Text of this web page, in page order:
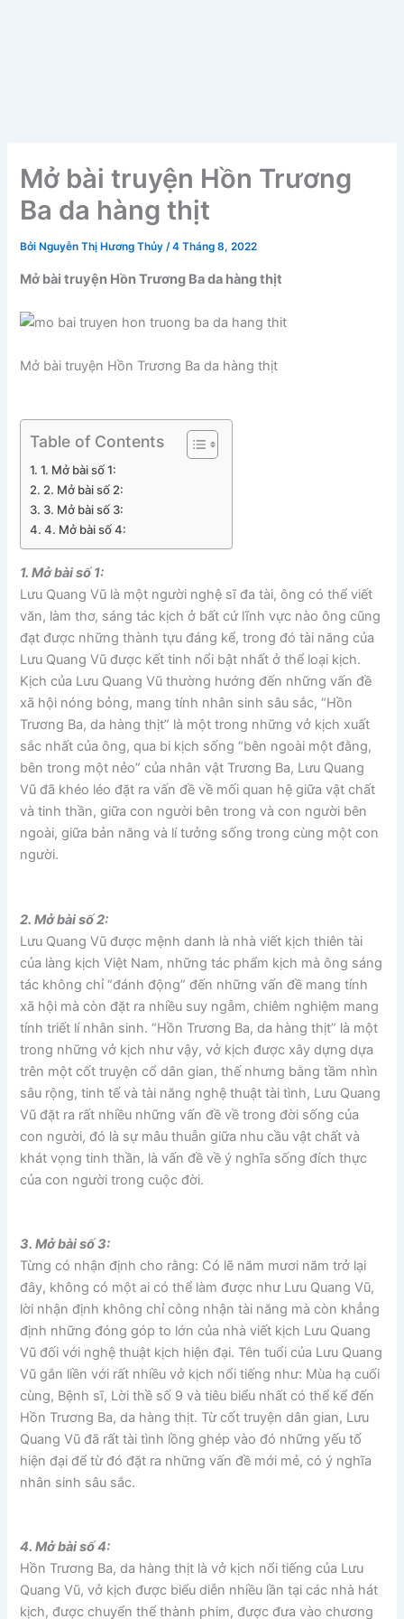
Mở bài truyện Hồn Trương
Ba da hàng thịt
Bởi Nguyễn Thị Hương Thủy/4 Tháng 8, 2022
Mở bài truyện Hồn Trương Ba da hàng thịt
Mở bài truyện Hồn Trương Ba da hàng thịt
Table of Contents
1. Mở bài số 1:
2. Mở bài số 2:
3. Mở bài số 3:
4. Mở bài số 4:
1. Mở bài số 1:
Lưu Quang Vũ là một người nghệ sĩ đa tài, ông có thể viết
văn, làm thơ, sáng tác kịch ở bất cứ lĩnh vực nào ông cũng
đạt được những thành tựu đáng kể, trong đó tài năng của
Lưu Quang Vũ được kết tinh nổi bật nhất ở thể loại kịch.
Kịch của Lưu Quang Vũ thường hướng đến những vấn đề
xã hội nóng bỏng, mang tính nhân sinh sâu sắc, “Hồn
Trương Ba, da hàng thịt” là một trong những vở kịch xuất
sắc nhất của ông, qua bi kịch sống “bên ngoài một đằng,
bên trong một nẻo” của nhân vật Trương Ba, Lưu Quang
Vũ đã khéo léo đặt ra vấn đề về mối quan hệ giữa vật chất
và tinh thần, giữa con người bên trong và con người bên
ngoài, giữa bản năng và lí tưởng sống trong cùng một con
người.
2. Mở bài số 2:
Lưu Quang Vũ được mệnh danh là nhà viết kịch thiên tài
của làng kịch Việt Nam, những tác phẩm kịch mà ông sáng
tác không chỉ “đánh động” đến những vấn đề mang tính
xã hội mà còn đặt ra nhiều suy ngẫm, chiêm nghiệm mang
tính triết lí nhân sinh. “Hồn Trương Ba, da hàng thịt” là một
trong những vở kịch như vậy, vở kịch được xây dựng dựa
trên một cốt truyện cổ dân gian, thế nhưng bằng tầm nhìn
sâu rộng, tinh tế và tài năng nghệ thuật tài tình, Lưu Quang
Vũ đặt ra rất nhiều những vấn đề về trong đời sống của
con người, đó là sự mâu thuẫn giữa nhu cầu vật chất và
khát vọng tinh thần, là vấn đề về ý nghĩa sống đích thực
của con người trong cuộc đời.
3. Mở bài số 3:
Từng có nhận định cho rằng: Có lẽ năm mươi năm trở lại
đây, không có một ai có thể làm được như Lưu Quang Vũ,
lời nhận định không chỉ công nhận tài năng mà còn khẳng
định những đóng góp to lớn của nhà viết kịch Lưu Quang
Vũ đối với nghệ thuật kịch hiện đại. Tên tuổi của Lưu Quang
Vũ gắn liền với rất nhiều vở kịch nổi tiếng như: Mùa hạ cuối
cùng, Bệnh sĩ, Lời thề số 9 và tiêu biểu nhất có thể kể đến
Hồn Trương Ba, da hàng thịt. Từ cốt truyện dân gian, Lưu
Quang Vũ đã rất tài tình lồng ghép vào đó những yếu tố
hiện đại để từ đó đặt ra những vấn đề mới mẻ, có ý nghĩa
nhân sinh sâu sắc.
4. Mở bài số 4:
Hồn Trương Ba, da hàng thịt là vở kịch nổi tiếng của Lưu
Quang Vũ, vở kịch được biểu diễn nhiều lần tại các nhà hát
kịch, được chuyển thể thành phim, được đưa vào chương